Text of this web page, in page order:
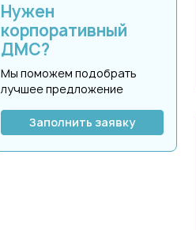
Нужен
корпоративный
ДМС?
Мы поможем подобрать
лучшее предложение
Заполнить заявку